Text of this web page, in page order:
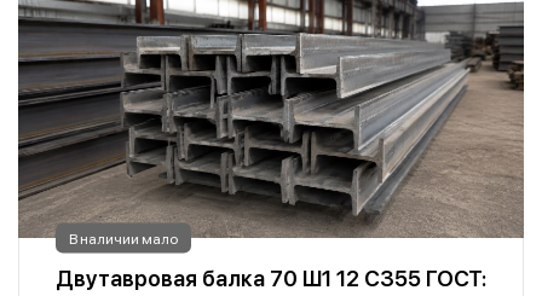
В наличии мало
Двутавровая балка 70 Ш1 12 С355 ГОСТ: